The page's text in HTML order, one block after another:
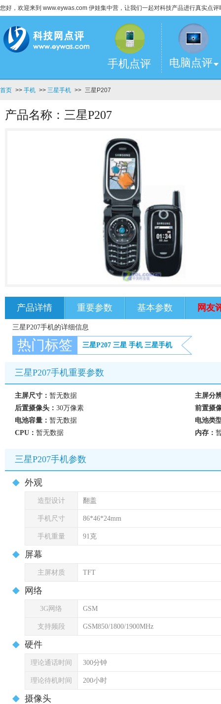
您好，欢迎来到 www.eywas.com 伊娃集中营，让我们一起对科技产品进行真实点评
手机点评 电脑点评
首页 >> 手机 >> 三星手机 >> 三星P207
产品名称：三星P207
产品详情 重要参数 基本参数 网友
三星P207手机的详细信息
热门标签 三星P207 三星 手机 三星手机
三星P207手机重要参数
主屏尺寸： 暂无数据
主屏分
后置摄像头： 30万像素
前置摄
电池容量： 暂无数据
电池类
CPU： 暂无数据 内存：
三星P207手机参数
外观
造型设计 翻盖
手机尺寸 86*46*24mm
手机重量 91克
屏幕
主屏材质 TFT
网络
3G网络 GSM
支持频段 GSM850/1800/1900MHz
硬件
理论通话时间 300分钟
理论待机时间 200小时
摄像头